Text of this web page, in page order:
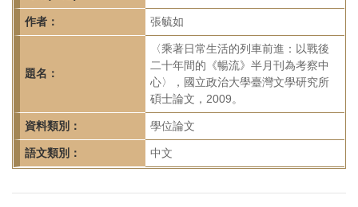
史
研
究
首
頁
作者： 張毓如
題名：
〈乘著日常生活的列車前進：以戰後
二十年間的《暢流》半月刊為考察中
心〉，國立政治大學臺灣文學研究所
碩士論文，2009。
資料類別： 學位論文
語文類別： 中文